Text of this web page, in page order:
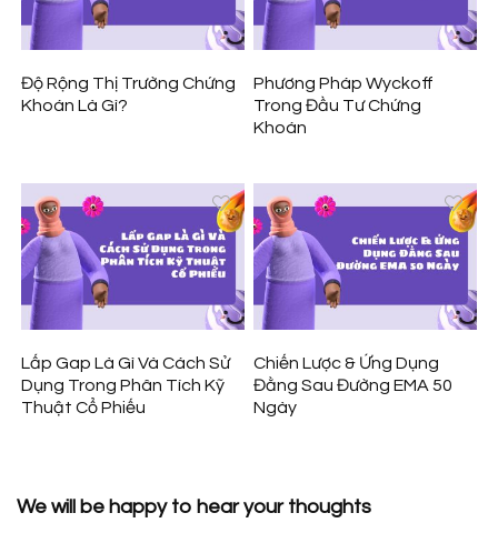
Độ Rộng Thị Trường Chứng
Khoán Là Gì?
Phương Pháp Wyckoff
Trong Đầu Tư Chứng
Khoán
Lấp Gap Là Gì Và Cách Sử
Dụng Trong Phân Tích Kỹ
Thuật Cổ Phiếu
Chiến Lược & Ứng Dụng
Đằng Sau Đường EMA 50
Ngày
We will be happy to hear your thoughts